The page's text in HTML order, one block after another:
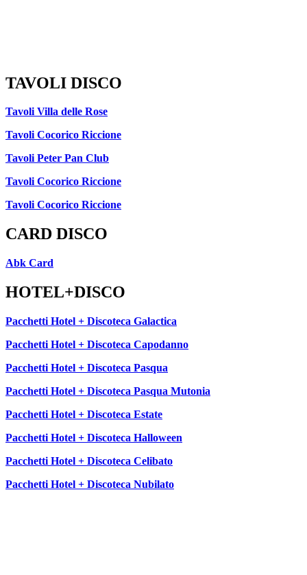
TAVOLI DISCO
Tavoli Villa delle Rose
Tavoli Cocorico Riccione
Tavoli Peter Pan Club
Tavoli Cocorico Riccione
Tavoli Cocorico Riccione
CARD DISCO
Abk Card
HOTEL+DISCO
Pacchetti Hotel + Discoteca Galactica
Pacchetti Hotel + Discoteca Capodanno
Pacchetti Hotel + Discoteca Pasqua
Pacchetti Hotel + Discoteca Pasqua Mutonia
Pacchetti Hotel + Discoteca Estate
Pacchetti Hotel + Discoteca Halloween
Pacchetti Hotel + Discoteca Celibato
Pacchetti Hotel + Discoteca Nubilato